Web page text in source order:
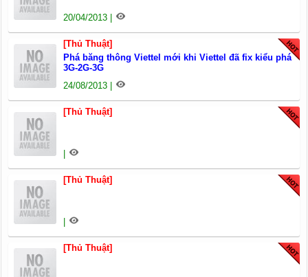
20/04/2013 |
[Thủ Thuật]
Phá băng thông Viettel mới khi Viettel đã fix kiểu phá
3G-2G-3G
24/08/2013 |
[Thủ Thuật]
[Thủ Thuật]
[Thủ Thuật]